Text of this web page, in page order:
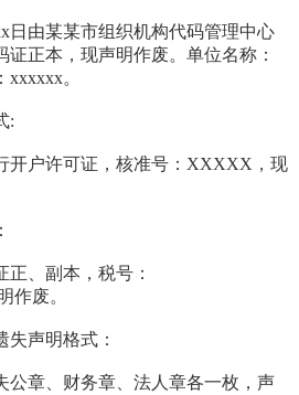
日由某某市组织机构代码管理中心
正本，现声明作废。单位名称：
。
:
开户许可证，核准号：XXXXX，现
、副本，税号：
作废。
声明格式：
章、财务章、法人章各一枚，声